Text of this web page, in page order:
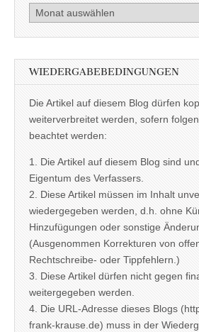
Archiv
WIEDERGABEBEDINGUNGEN
Die Artikel auf diesem Blog dürfen
weiterverbreitet werden, sofern
beachtet werden:
1. Die Artikel auf diesem Blog sind
Eigentum des Verfassers.
2. Diese Artikel müssen im Inhalt
wiedergegeben werden, d.h. ohne
Hinzufügungen oder sonstige
(Ausgenommen Korrekturen von
Rechtschreibe- oder Tippfehlern.)
3. Diese Artikel dürfen nicht gegen
weitergegeben werden.
4. Die URL-Adresse dieses Blogs
frank-krause.de) muss in der